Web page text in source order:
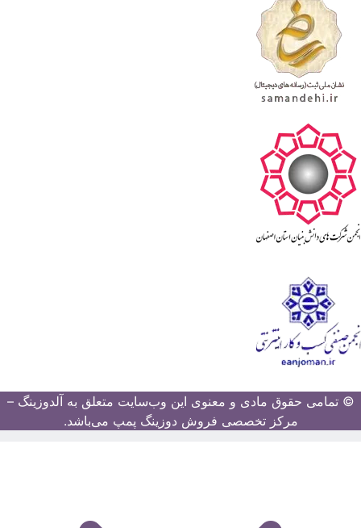
© تمامی حقوق مادی و معنوی این وب‌سایت متعلق به آلدوزینگ –
مرکز تخصصی فروش دوزینگ پمپ می‌باشد.